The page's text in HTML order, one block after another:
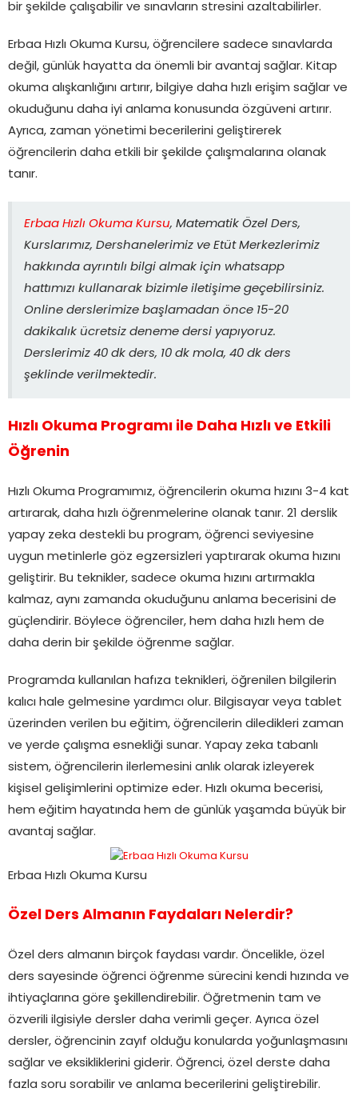
bir şekilde çalışabilir ve sınavların stresini azaltabilirler.
Erbaa Hızlı Okuma Kursu, öğrencilere sadece sınavlarda
değil, günlük hayatta da önemli bir avantaj sağlar. Kitap
okuma alışkanlığını artırır, bilgiye daha hızlı erişim sağlar ve
okuduğunu daha iyi anlama konusunda özgüveni artırır.
Ayrıca, zaman yönetimi becerilerini geliştirerek
öğrencilerin daha etkili bir şekilde çalışmalarına olanak
tanır.
Erbaa Hızlı Okuma Kursu, Matematik Özel Ders,
Kurslarımız, Dershanelerimiz ve Etüt Merkezlerimiz
hakkında ayrıntılı bilgi almak için whatsapp
hattımızı kullanarak bizimle iletişime geçebilirsiniz.
Online derslerimize başlamadan önce 15-20
dakikalık ücretsiz deneme dersi yapıyoruz.
Derslerimiz 40 dk ders, 10 dk mola, 40 dk ders
şeklinde verilmektedir.
Hızlı Okuma Programı ile Daha Hızlı ve Etkili
Öğrenin
Hızlı Okuma Programımız, öğrencilerin okuma hızını 3-4 kat
artırarak, daha hızlı öğrenmelerine olanak tanır. 21 derslik
yapay zeka destekli bu program, öğrenci seviyesine
uygun metinlerle göz egzersizleri yaptırarak okuma hızını
geliştirir. Bu teknikler, sadece okuma hızını artırmakla
kalmaz, aynı zamanda okuduğunu anlama becerisini de
güçlendirir. Böylece öğrenciler, hem daha hızlı hem de
daha derin bir şekilde öğrenme sağlar.
Programda kullanılan hafıza teknikleri, öğrenilen bilgilerin
kalıcı hale gelmesine yardımcı olur. Bilgisayar veya tablet
üzerinden verilen bu eğitim, öğrencilerin diledikleri zaman
ve yerde çalışma esnekliği sunar. Yapay zeka tabanlı
sistem, öğrencilerin ilerlemesini anlık olarak izleyerek
kişisel gelişimlerini optimize eder. Hızlı okuma becerisi,
hem eğitim hayatında hem de günlük yaşamda büyük bir
avantaj sağlar.
Erbaa Hızlı Okuma Kursu
Özel Ders Almanın Faydaları Nelerdir?
Özel ders almanın birçok faydası vardır. Öncelikle, özel
ders sayesinde öğrenci öğrenme sürecini kendi hızında ve
ihtiyaçlarına göre şekillendirebilir. Öğretmenin tam ve
özverili ilgisiyle dersler daha verimli geçer. Ayrıca özel
dersler, öğrencinin zayıf olduğu konularda yoğunlaşmasını
sağlar ve eksikliklerini giderir. Öğrenci, özel derste daha
fazla soru sorabilir ve anlama becerilerini geliştirebilir.